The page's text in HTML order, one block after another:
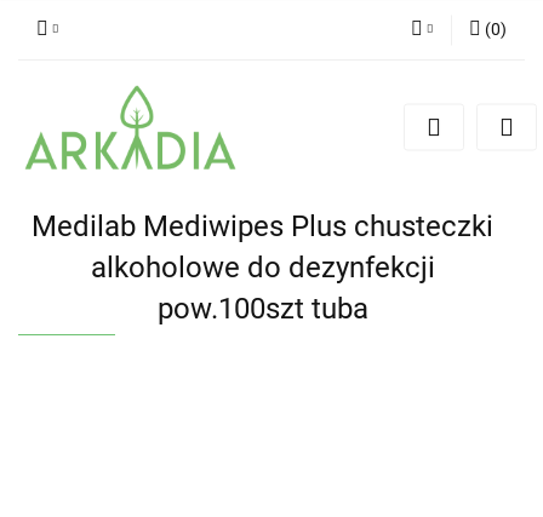
(0)
Medilab Mediwipes Plus chusteczki
alkoholowe do dezynfekcji
pow.100szt tuba